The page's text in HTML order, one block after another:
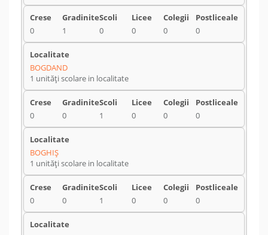
0 1 0 0 0 0
BOGDAND
1 unități scolare in localitate
0 0 1 0 0 0
BOGHIŞ
1 unități scolare in localitate
0 0 1 0 0 0